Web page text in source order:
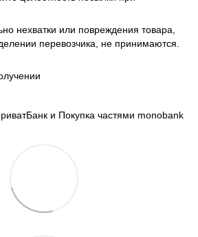
нехватки или повреждения товара,
перевозчика, не принимаются.
и Покупка частями monobank